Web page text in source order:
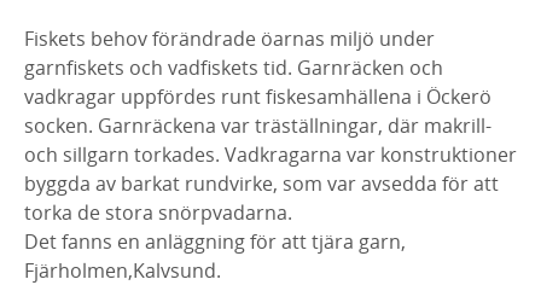
Fiskets behov förändrade öarnas miljö under
garnfiskets och vadfiskets tid. Garnräcken och
vadkragar uppfördes runt fiskesamhällena i Öckerö
socken. Garnräckena var träställningar, där makrill-
och sillgarn torkades. Vadkragarna var konstruktioner
byggda av barkat rundvirke, som var avsedda för att
torka de stora snörpvadarna.
Det fanns en anläggning för att tjära garn,
Fjärholmen,Kalvsund.